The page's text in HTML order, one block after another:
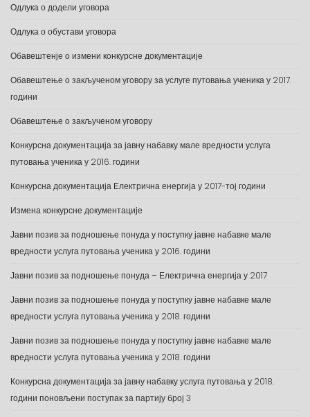
Одлука о додели уговора
Одлука о обустави уговора
Обавештенје о измени конкурсне документације
Обавештење о закљученом уговору за услуге путовања ученика у 2017.
години
Обавештење о закљученом уговору
Конкурсна документација за јавну набавку мале вредности услуга
путовања ученика у 2016. години
Конкурсна документација Електрична енергија у 2017-тој години
Измена конкурсне документације
Јавни позив за подношење понуда у поступку јавне набавке мале
вредности услуга путовања ученика у 2016. години
Јавни позив за подношење понуда – Електрична енергија у 2017
Јавни позив за подношење понуда у поступку јавне набавке мале
вредности услуга путовања ученика у 2018. години
Јавни позив за подношење понуда у поступку јавне набавке мале
вредности услуга путовања ученика у 2018. години
Конкурсна документација за јавну набавку услуга путовања у 2018.
години поновљени поступак за партију број 3